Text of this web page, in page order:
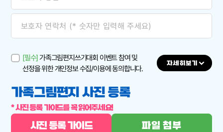
[필수]가족그림편지쓰기대회 이벤트 참여 및
선정을 위한 개인정보 수집/이용에 동의합니다.
자세히보기
가족그림편지 사진 등록
* 사진 등록 가이드를 꼭 읽어주세요!
사진 등록 가이드 파일 첨부